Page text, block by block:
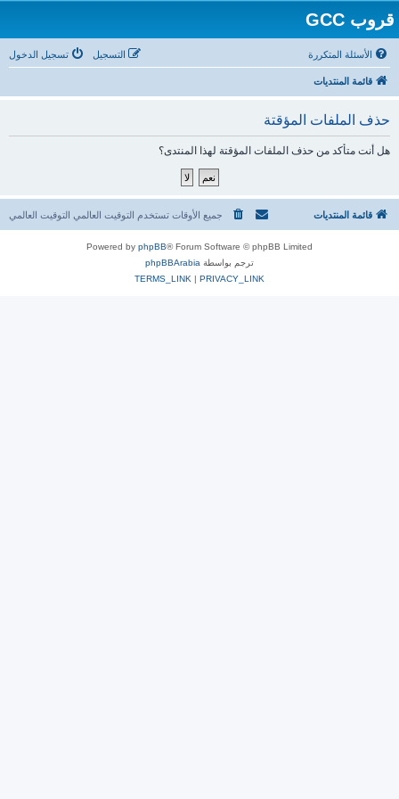
قروب GCC
الأسئلة المتكررة تسجيل الدخول التسجيل
قائمة المنتديات
حذف الملفات المؤقتة
هل أنت متأكد من حذف الملفات المؤقتة لهذا المنتدى؟
قائمة المنتديات جميع الأوقات تستخدم التوقيت العالمي التوقيت العالمي
Powered by phpBB® Forum Software © phpBB Limited
ترجم بواسطة phpBBArabia
PRIVACY_LINK
|
TERMS_LINK